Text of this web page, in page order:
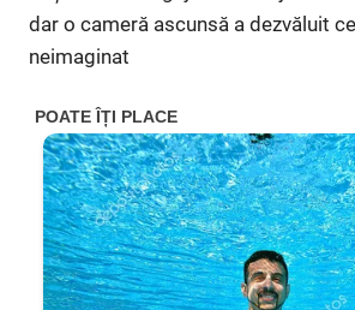
dar o cameră ascunsă a dezvăluit
neimaginat